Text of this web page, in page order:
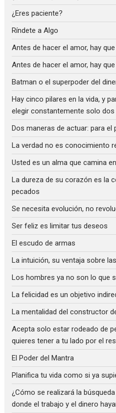
¿Eres paciente?
Ríndete a Algo
Antes de hacer el amor, hay
Antes de hacer el amor, hay
Batman o el superpoder del
Hay cinco pilares en la vida, y
elegir constantemente solo dos
Dos maneras de actuar: para el
La verdad no es conocimiento
Usted es un alma que camina
La dureza de su corazón es la
pecados
Se necesita evolución, no
Ser feliz es limitar tus deseos
El escudo de armas
La intuición, su ventaja sobre
Los hombres ya no son lo que
La felicidad es un objetivo
La mentalidad del constructor
Acepta solo estar rodeado de
quieres tener a tu lado por el
El Poder del Mantra
Planifica tu vida como si ya
¿Cómo se realizará la
donde el trabajo y el dinero